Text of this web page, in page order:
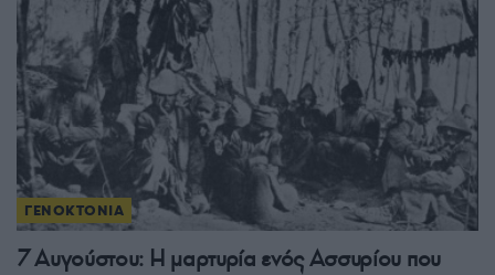
ΓΕΝΟΚΤΟΝΙΑ
7 Αυγούστου: Η μαρτυρία ενός Ασσυρίου που